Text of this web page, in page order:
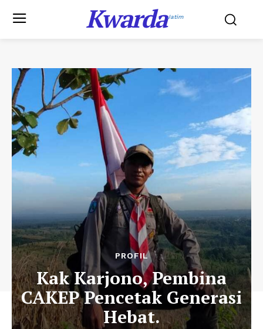
KwardaJatim
PROFIL
Kak Karjono, Pembina
CAKEP Pencetak Generasi
Hebat.